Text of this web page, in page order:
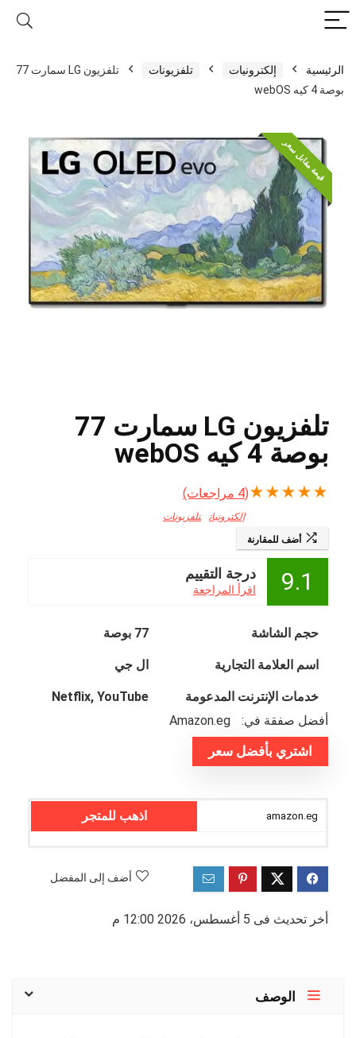
الرئيسية إلكترونيات تلفزيونات
تلفزيون LG سمارت 77
بوصة 4 كيه webOS
قيمة مقابل سعر
تلفزيون LG سمارت 77
بوصة 4 كيه webOS
★
★
★
★
★
(
4 مراجعات)
إلكترونيات تلفزيونات
أضف للمقارنة
9.1 درجة التقييم
اقرأ المراجعة
حجم الشاشة 77 بوصة
اسم العلامة التجارية ال جي
خدمات الإنترنت المدعومة
Netflix, YouTube
أفضل صفقة في:
amazon.eg
اشتري بأفضل سعر
اذهب للمتجر
أضف إلى المفضل
أخر تحديث فى 5 أغسطس، 2026 12:00 م
الوصف